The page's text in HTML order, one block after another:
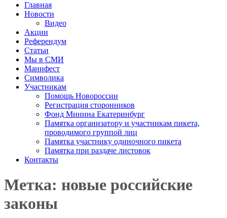
Главная
Новости
Видео
Акции
Референдум
Статьи
Мы в СМИ
Манифест
Символика
Участникам
Помощь Новороссии
Регистрация сторонников
Фонд Минина Екатеринбург
Памятка организатору и участникам пикета,
проводимого группой лиц
Памятка участнику одиночного пикета
Памятка при раздаче листовок
Контакты
Метка: новые российские
законы